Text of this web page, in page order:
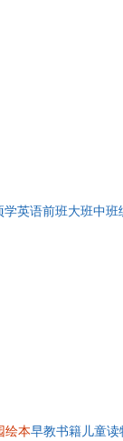
英语前班大班中班
绘本早教书籍儿童